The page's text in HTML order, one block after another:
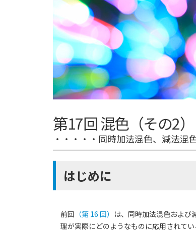
第17回 混色（その2）
・・・・・同時加法混色、減法混
はじめに
前回 （第 16 回） は、同時加法混色および
理が実際にどのようなものに応用されて